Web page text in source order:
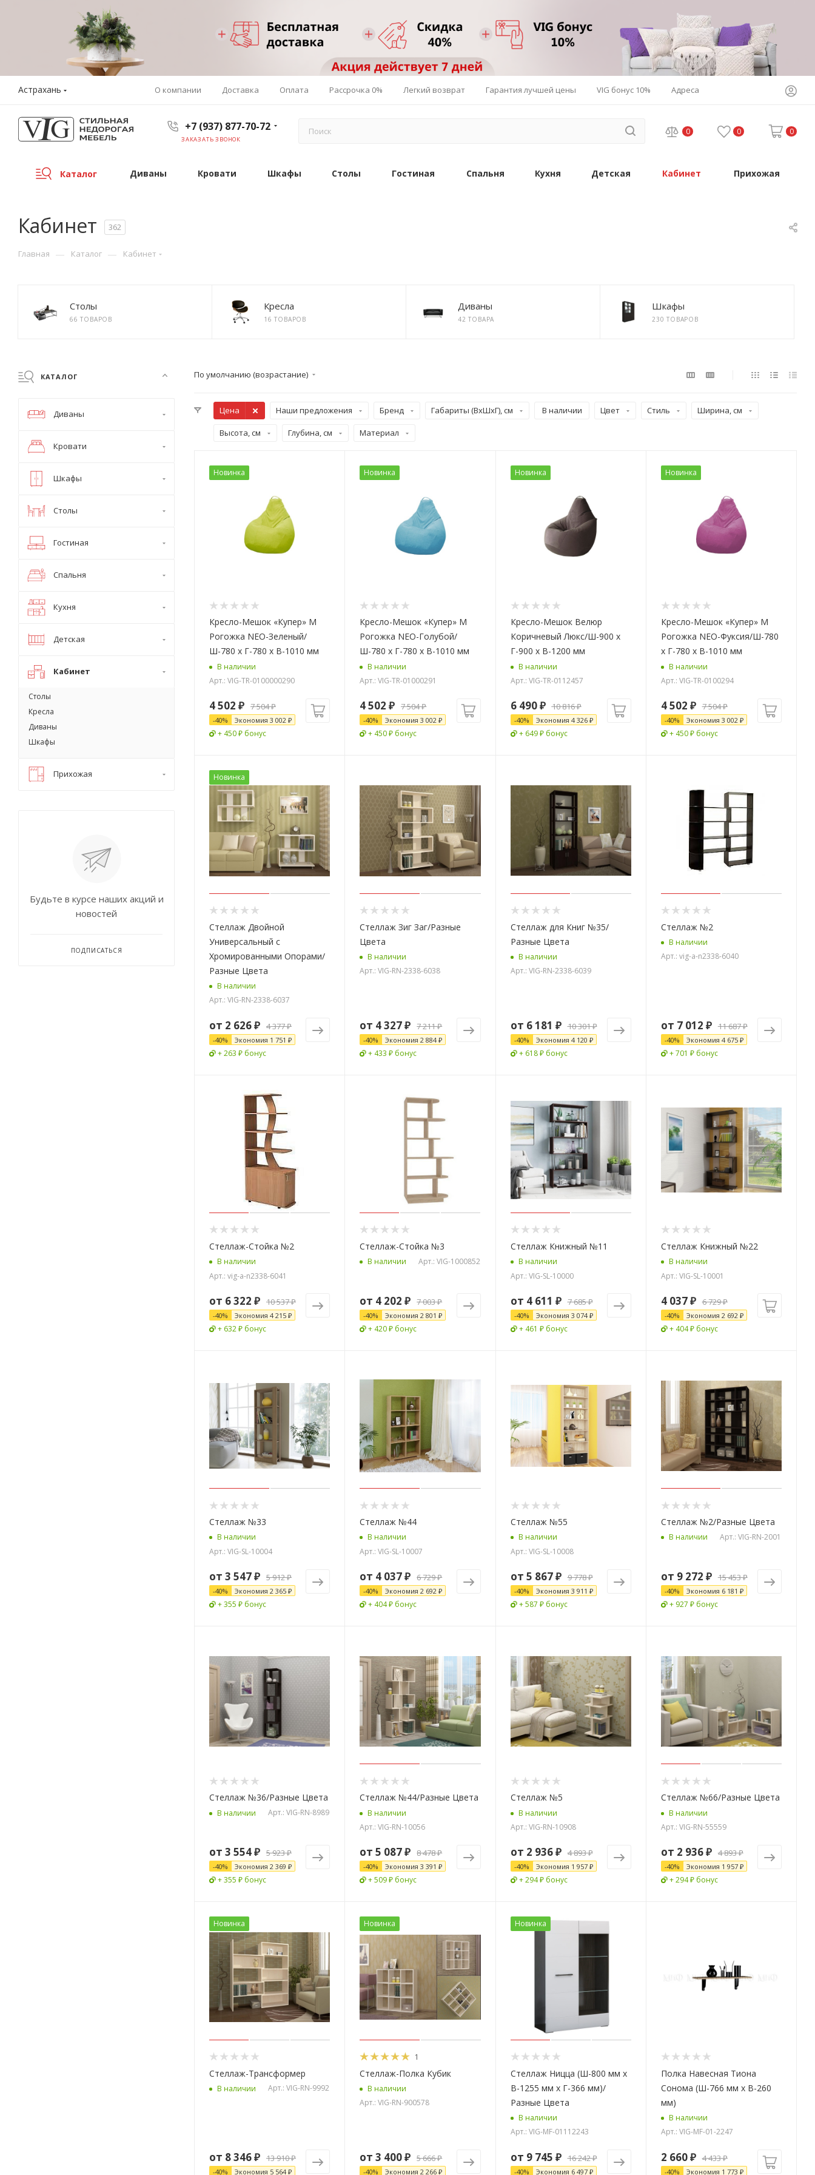
Астрахань О компании Доставка Оплата Рассрочка 0% Легкий возврат Гарантия лучшей цены VIG бонус 10% Адреса
+7 (937) 877-70-72
ЗАКАЗАТЬ ЗВОНОК
0 0 0
Каталог Диваны Кровати Шкафы Столы Гостиная Спальня Кухня Детская Кабинет Прихожая
Кабинет 362
Главная — Каталог — Кабинет
Столы
66 ТОВАРОВ
Кресла
16 ТОВАРОВ
Диваны
42 ТОВАРА
Шкафы
230 ТОВАРОВ
По умолчанию (возрастание)
Цена Наши предложения Бренд Габариты (ВхШхГ), см В наличии Цвет Стиль Ширина, см
Высота, см Глубина, см Материал
Новинка
Кресло-Мешок «Купер» M
Рогожка NEO-Зеленый/
Ш-780 x Г-780 х В-1010 мм
В наличии
Арт.: VIG-TR-0100000290
4 502 ₽ 7 504₽
-40% Экономия 3 002 ₽
+ 450 ₽ бонус
Новинка
Кресло-Мешок «Купер» M
Рогожка NEO-Голубой/
Ш-780 x Г-780 х В-1010 мм
В наличии
Арт.: VIG-TR-01000291
4 502 ₽ 7 504₽
-40% Экономия 3 002 ₽
+ 450 ₽ бонус
Новинка
Кресло-Мешок Велюр
Коричневый Люкс/Ш-900 x
Г-900 х В-1200 мм
В наличии
Арт.: VIG-TR-0112457
6 490₽ 10 816₽
-40% Экономия 4 326₽
+ 649 ₽ бонус
Новинка
Кресло-Мешок «Купер» M
Рогожка NEO-Фуксия/Ш-780
x Г-780 х В-1010 мм
В наличии
Арт.: VIG-TR-0100294
4 502 ₽ 7 504₽
-40% Экономия 3 002₽
+ 450 ₽ бонус
Новинка
Стеллаж Двойной
Универсальный с
Хромированными Опорами/
Разные Цвета
В наличии
Арт.: VIG-RN-2338-6037
от 2 626 ₽ 4 377 ₽
-40% Экономия 1 751 ₽
+ 263 ₽ бонус
Стеллаж Зиг Заг/Разные
Цвета
В наличии
Арт.: VIG-RN-2338-6038
от 4 327 ₽ 7 211 ₽
-40% Экономия2 884 ₽
+ 433 ₽ бонус
Стеллаж для Книг №35/
Разные Цвета
В наличии
Арт.: VIG-RN-2338-6039
от 6 181 ₽ 10 301 ₽
-40% Экономия 4 120 ₽
+ 618 ₽ бонус
Стеллаж №2
В наличии
Арт.: vig-a-n2338-6040
от 7 012 ₽ 11 687 ₽
-40% Экономия 4 675 ₽
+ 701 ₽ бонус
Стеллаж-Стойка №2
В наличии
Арт.: vig-a-n2338-6041
от 6 322 ₽ 10 537 ₽
-40% Экономия 4 215 ₽
+ 632 ₽ бонус
Стеллаж-Стойка №3
В наличии Арт.: VIG-1000852
от 4 202 ₽ 7 003 ₽
-40% Экономия2 801 ₽
+ 420 ₽ бонус
Стеллаж Книжный №11
В наличии
Арт.: VIG-SL-10000
от 4 611 ₽ 7 685 ₽
-40% Экономия 3 074 ₽
+ 461 ₽ бонус
Стеллаж Книжный №22
В наличии
Арт.: VIG-SL-10001
4 037₽ 6 729₽
-40% Экономия 2 692 ₽
+ 404 ₽ бонус
Стеллаж №33
В наличии
Арт.: VIG-SL-10004
от 3 547 ₽ 5 912 ₽
-40% Экономия 2 365 ₽
+ 355 ₽ бонус
Стеллаж №44
В наличии
Арт.: VIG-SL-10007
от 4 037 ₽ 6 729 ₽
-40% Экономия2 692 ₽
+ 404 ₽ бонус
Стеллаж №55
В наличии
Арт.: VIG-SL-10008
от 5 867 ₽ 9 778 ₽
-40% Экономия 3 911 ₽
+ 587 ₽ бонус
Стеллаж №2/Разные Цвета
В наличии Арт.: VIG-RN-2001
от 9 272 ₽ 15 453 ₽
-40% Экономия 6 181 ₽
+ 927 ₽ бонус
Стеллаж №36/Разные Цвета
В наличии Арт.: VIG-RN-8989
от 3 554 ₽ 5 923 ₽
-40% Экономия 2 369 ₽
+ 355 ₽ бонус
Стеллаж №44/Разные Цвета
В наличии
Арт.: VIG-RN-10056
от5 087 ₽ 8 478 ₽
-40% Экономия3 391 ₽
+ 509 ₽ бонус
Стеллаж №5
В наличии
Арт.: VIG-RN-10908
от 2 936 ₽ 4 893 ₽
-40% Экономия 1 957 ₽
+ 294 ₽ бонус
Стеллаж №66/Разные Цвета
В наличии
Арт.: VIG-RN-55559
от 2 936 ₽ 4 893 ₽
-40% Экономия 1 957 ₽
+ 294 ₽ бонус
Новинка
Стеллаж-Трансформер
В наличии Арт.: VIG-RN-9992
от 8 346 ₽ 13 910 ₽
-40% Экономия 5 564 ₽
Новинка
1
Стеллаж-Полка Кубик
В наличии
Арт.: VIG-RN-900578
от3 400 ₽ 5 666 ₽
-40% Экономия2 266 ₽
Новинка
Стеллаж Ницца (Ш-800 мм x
В-1255 мм x Г-366 мм)/
Разные Цвета
В наличии
Арт.: VIG-MF-01112243
от 9 745 ₽ 16 242 ₽
-40% Экономия 6 497 ₽
Полка Навесная Тиона
Сонома (Ш-766 мм x В-260
мм)
В наличии
Арт.: VIG-MF-01-2247
2 660₽ 4 433₽
-40% Экономия 1 773 ₽
КАТАЛОГ
Диваны
Кровати
Шкафы
Столы
Гостиная
Спальня
Кухня
Детская
Кабинет
Столы
Кресла
Диваны
Шкафы
Прихожая
Будьте в курсе наших акций и
новостей
ПОДПИСАТЬСЯ